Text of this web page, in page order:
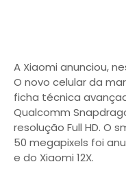
A Xiaomi anunciou,
O novo celular da
ficha técnica
Qualcomm
resolução Full HD. O
50 megapixels foi
e do Xiaomi 12X.